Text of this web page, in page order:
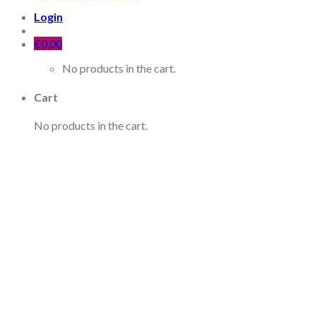
Login
€0,00
No products in the cart.
Cart
No products in the cart.